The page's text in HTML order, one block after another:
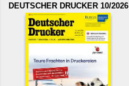
DEUTSCHER DRUCKER 10/2026